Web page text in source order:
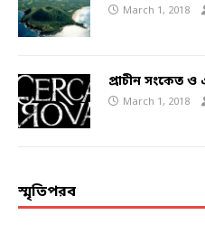
March 1, 2018
প্রাচীন সংকেত ও
March 1, 2018
স্মৃতিপরব